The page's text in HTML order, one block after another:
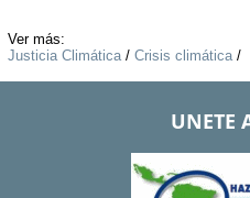
Ver más:
Justicia Climática/ Crisis climática/
UNETE